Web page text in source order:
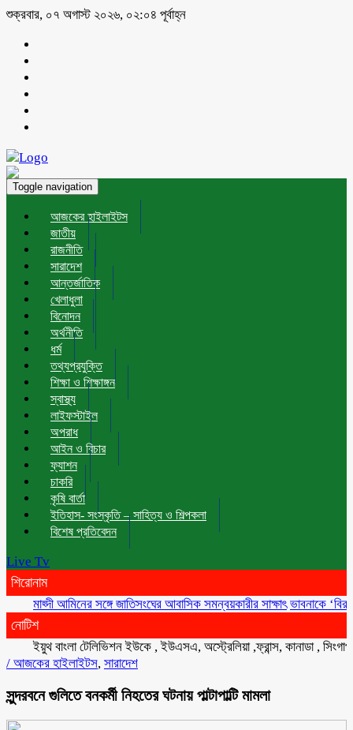
শুক্রবার, ০৭ অগাস্ট ২০২৬, ০২:০৪ পূর্বাহ্ন
Toggle navigation
আজকের হাইলাইটস
জাতীয়
রাজনীতি
সারাদেশ
আন্তর্জাতিক
খেলাধুলা
বিনোদন
অর্থনীতি
ধর্ম
তথ্যপ্রযুক্তি
শিক্ষা ও শিক্ষাঙ্গন
স্বাস্থ্য
লাইফস্টাইল
অপরাধ
আইন ও বিচার
ফ্যাশন
চাকরি
কৃষি বার্তা
ইতিহাস- সংস্কৃতি – সাহিত্য ও শিল্পকলা
বিশেষ প্রতিবেদন
Live Tv
শিরোনাম
মাহ্দী আমিনের সঙ্গে জাতিসংঘের আবাসিক সমন্বয়কারীর সাক্ষাৎ ভাবনাকে ‘বিরল
নোটিশ
ইয়ুথ বাংলা টেলিভিশন ইউকে , ইউএসএ, অস্ট্রেলিয়া ,ফ্রান্স, কানাডা , সিংগাপুর ,
/ আজকের হাইলাইটস, সারাদেশ
সুন্দরবনে গুলিতে বনকর্মী নিহতের ঘটনায় পাল্টাপাল্টি মামলা